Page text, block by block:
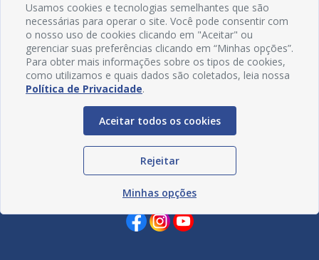
Usamos cookies e tecnologias semelhantes que são
necessárias para operar o site. Você pode consentir com
o nosso uso de cookies clicando em "Aceitar" ou
gerenciar suas preferências clicando em “Minhas opções”.
Para obter mais informações sobre os tipos de cookies,
como utilizamos e quais dados são coletados, leia nossa
Política de Privacidade.
Aceitar todos os cookies
Rejeitar
Minhas opções